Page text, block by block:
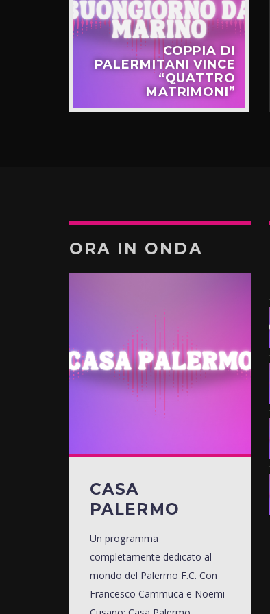
COPPIA DI
PALERMITANI VINCE
“QUATTRO
MATRIMONI”
ORA IN ONDA
CASA
PALERMO
Un programma
completamente dedicato al
mondo del Palermo F.C. Con
Francesco Cammuca e Noemi